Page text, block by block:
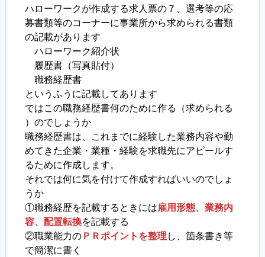
ハローワークが作成する求人票の７、選考等の応
募書類等のコーナーに事業所から求められる書類
の記載があります
ハローワーク紹介状
履歴書（写真貼付）
職務経歴書
というふうに記載してあります
ではこの職務経歴書何のために作る（求められる
）のでしょうか
職務経歴書は、これまでに経験した業務内容や勤
めてきた企業・業種・経験を求職先にアピールす
るために作成します。
それでは何に気を付けて作成すればいいのでしょ
うか
①職務経歴を記載するときには雇用形態、業務内
容、配置転換を記載する
②職業能力の ＰＲポイントを整理 し、箇条書き等
で簡潔に書く